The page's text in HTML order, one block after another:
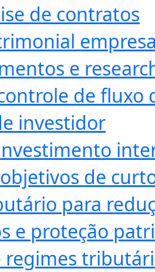
de contratos
e
de fluxo
investidor
de
para
e proteção
regimes